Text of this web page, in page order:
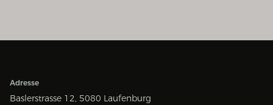
Adresse
Baslerstrasse 12, 5080 Laufenburg